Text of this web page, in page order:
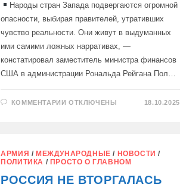
Народы стран Запада подвергаются огромной
опасности, выбирая правителей, утративших
чувство реальности. Они живут в выдуманных
ими самими ложных нарративах, —
констатировал заместитель министра финансов
США в администрации Рональда Рейгана Пол…
КОММЕНТАРИИ К
РЕАЛЬНОСТИ
ОТКЛЮЧЕНЫ 18.10.2025
АРМИЯ / МЕЖДУНАРОДНЫЕ / НОВОСТИ /
ПОЛИТИКА / ПРОСТО О ГЛАВНОМ
РОССИЯ НЕ ВТОРГАЛАСЬ